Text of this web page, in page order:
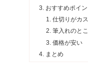
おすすめポイン
仕切りがカ
筆入れのと
価格が安い
まとめ